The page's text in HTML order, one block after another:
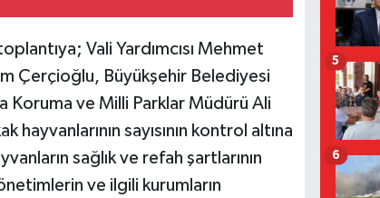
Vali Yardımcısı Mehmet
Çerçioğlu, Büyükşehir Belediyesi
Koruma ve Milli Parklar Müdürü Ali
hayvanlarının sayısının kontrol altına
sağlık ve refah şartlarının
ve ilgili kurumların
5
6